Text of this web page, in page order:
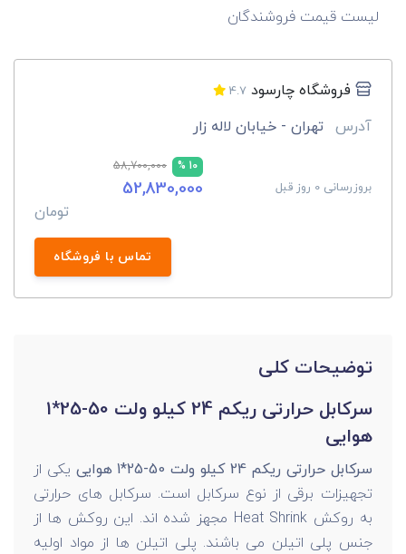
لیست قیمت فروشندگان
فروشگاه چارسود 4.7
آدرس تهران - خیابان لاله زار
بروزرسانی 0 روز قبل
10 %
58,700,000
52,830,000
تومان
تماس با فروشگاه
توضیحات کلی
سرکابل حرارتی ریکم 24 کیلو ولت 50-25*1
هوایی
سرکابل حرارتی ریکم 24 کیلو ولت 50-25*1 هوایی
یکی از
تجهیزات برقی از نوع سرکابل است. سرکابل های حرارتی
به روکش Heat Shrink مجهز شده اند. این روکش ها از
جنس پلی اتیلن می باشند. پلی اتیلن ها از مواد اولیه